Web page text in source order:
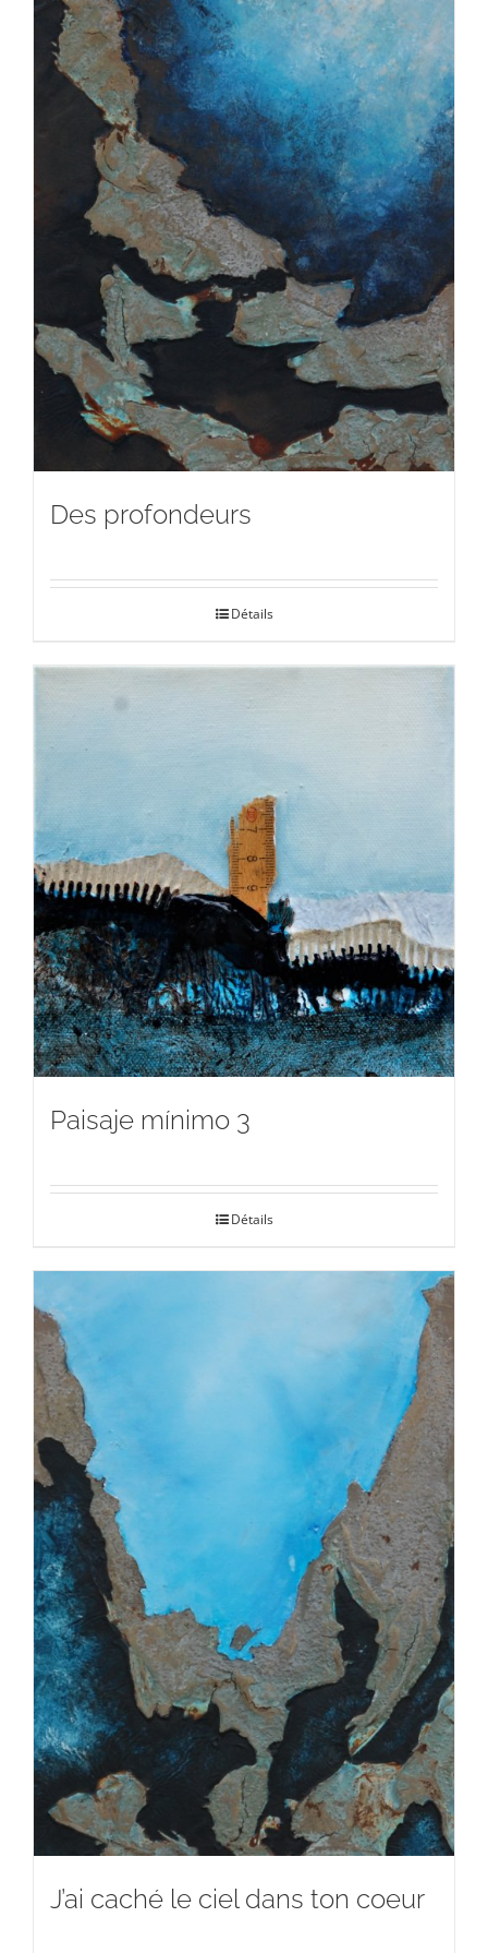
Des profondeurs
Détails
Paisaje mínimo 3
Détails
J’ai caché le ciel dans ton coeur